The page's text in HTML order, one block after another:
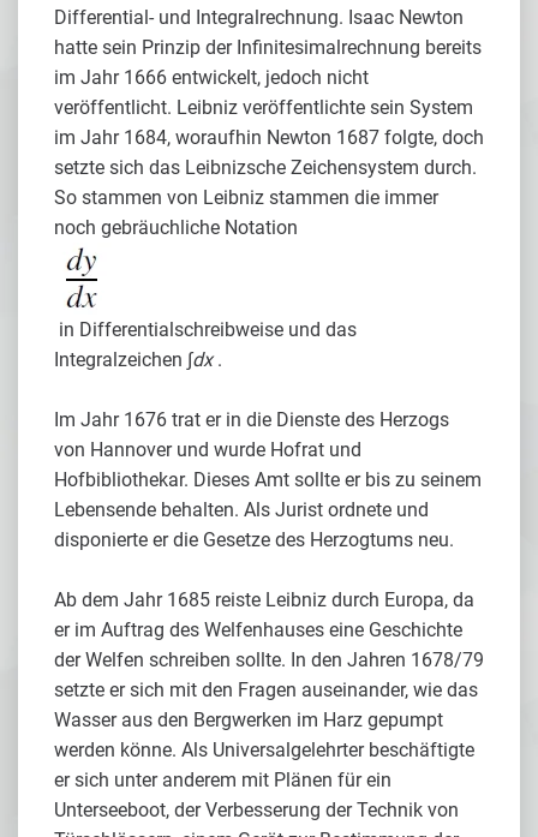
Differential- und Integralrechnung. Isaac Newton
hatte sein Prinzip der Infinitesimalrechnung bereits
im Jahr 1666 entwickelt, jedoch nicht
veröffentlicht. Leibniz veröffentlichte sein System
im Jahr 1684, woraufhin Newton 1687 folgte, doch
setzte sich das Leibnizsche Zeichensystem durch.
So stammen von Leibniz stammen die immer
noch gebräuchliche Notation
in Differentialschreibweise und das
Integralzeichen ∫dx.
Im Jahr 1676 trat er in die Dienste des Herzogs
von Hannover und wurde Hofrat und
Hofbibliothekar. Dieses Amt sollte er bis zu seinem
Lebensende behalten. Als Jurist ordnete und
disponierte er die Gesetze des Herzogtums neu.
Ab dem Jahr 1685 reiste Leibniz durch Europa, da
er im Auftrag des Welfenhauses eine Geschichte
der Welfen schreiben sollte. In den Jahren 1678/79
setzte er sich mit den Fragen auseinander, wie das
Wasser aus den Bergwerken im Harz gepumpt
werden könne. Als Universalgelehrter beschäftigte
er sich unter anderem mit Plänen für ein
Unterseeboot, der Verbesserung der Technik von